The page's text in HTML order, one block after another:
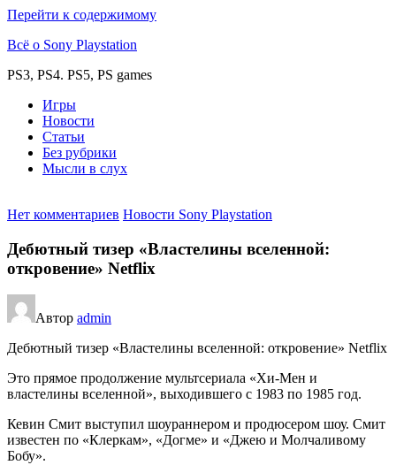
Перейти к содержимому
Всё о Sony Playstation
PS3, PS4. PS5, PS games
Игры
Новости
Статьи
Без рубрики
Мысли в слух
Нет комментариев Новости Sony Playstation
Дебютный тизер «Властелины вселенной:
откровение» Netflix
Автор admin
Дебютный тизер «Властелины вселенной: откровение» Netflix
Это прямое продолжение мультсериала «Хи-Мен и
властелины вселенной», выходившего с 1983 по 1985 год.
Кевин Смит выступил шоураннером и продюсером шоу. Смит
известен по «Клеркам», «Догме» и «Джею и Молчаливому
Бобу».